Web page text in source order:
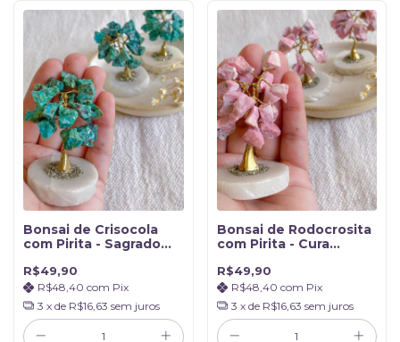
Bonsai de Crisocola
com Pirita - Sagrado
R$49,90
R$48,40 com Pix
3 x de R$16,63 sem juros
Bonsai de Rodocrosita
com Pirita - Cura
R$49,90
R$48,40 com Pix
3 x de R$16,63 sem juros